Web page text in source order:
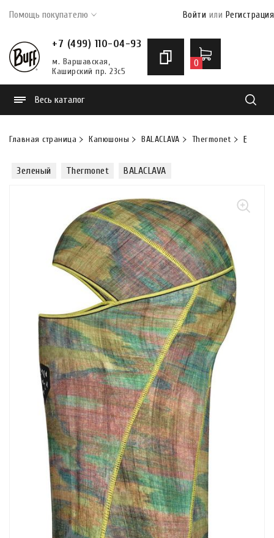
Помощь покупателю Войти или Регистрация
+7 (499) 110-04-93
м. Варшавская,
Каширский пр. 23с5
0
Весь каталог
Главная страница Капюшоны BALACLAVA Thermonet
Зеленый Thermonet BALACLAVA